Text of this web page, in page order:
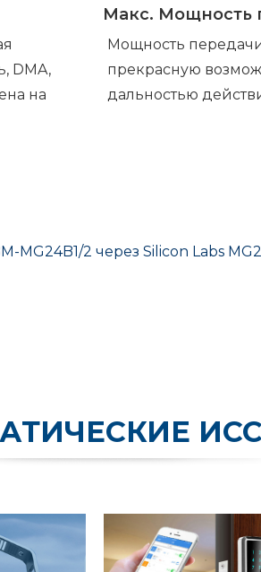
DMA,
​​на
Макс. Мощность
Мощность
прекрасную
дальностью
2 через Silicon Labs